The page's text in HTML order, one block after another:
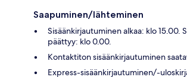
Saapuminen/lähteminen
Sisäänkirjautuminen alkaa: klo 15.00.
päättyy: klo 0.00.
Kontaktiton sisäänkirjautuminen
Express-sisäänkirjautuminen/-